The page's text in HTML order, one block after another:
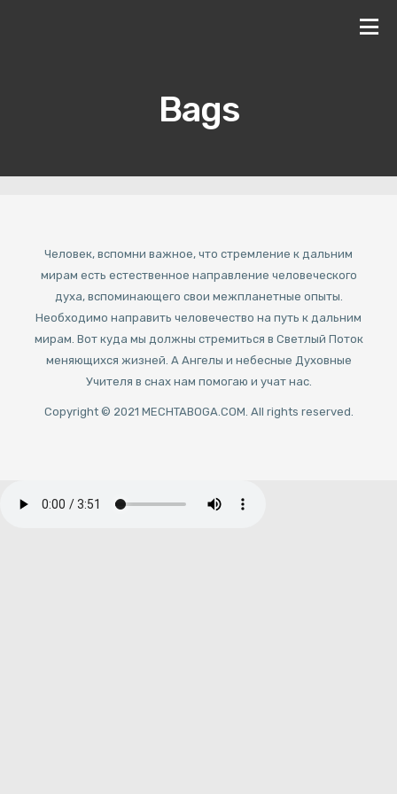
Bags
Человек, вспомни важное, что стремление к дальним
мирам есть естественное направление человеческого
духа, вспоминающего свои межпланетные опыты.
Необходимо направить человечество на путь к дальним
мирам. Вот куда мы должны стремиться в Светлый Поток
меняющихся жизней. А Ангелы и небесные Духовные
Учителя в снах нам помогаю и учат нас.
Copyright © 2021 MECHTABOGA.COM. All rights reserved.